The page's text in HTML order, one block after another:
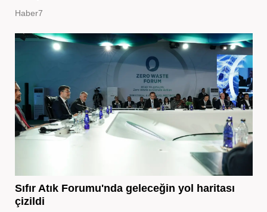
Haber7
Sıfır Atık Forumu'nda geleceğin yol haritası
çizildi